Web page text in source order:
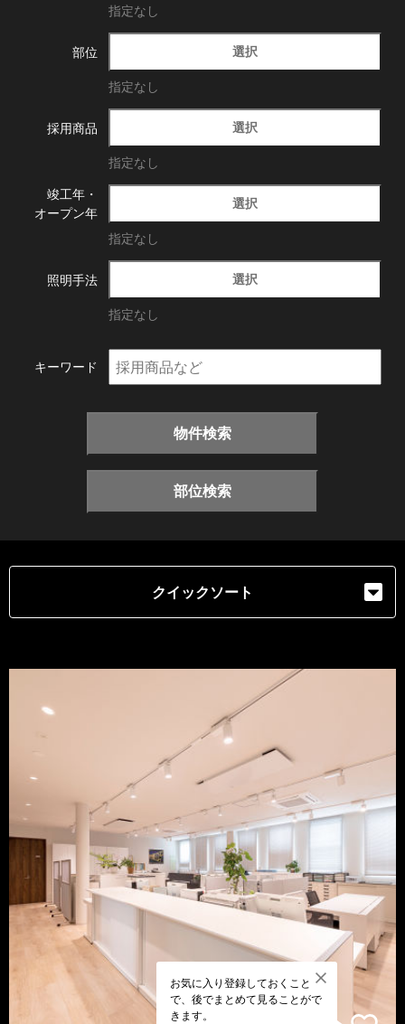
指定なし
部位 選択
指定なし
採用商品 選択
指定なし
竣工年・
オープン年
選択
指定なし
照明手法 選択
指定なし
キーワード
物件検索
部位検索
クイックソート
お気に入り登録しておくこと
で、後でまとめて見ることがで
きます。